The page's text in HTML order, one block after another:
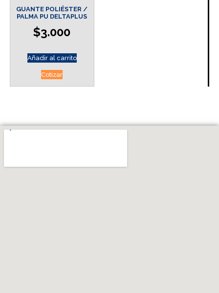
GUANTE POLIÉSTER /
PALMA PU DELTAPLUS
$3.000
Añadir al carrito
Cotizar